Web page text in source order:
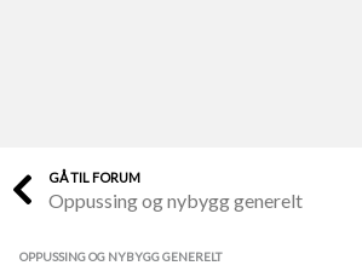
Finn håndverkere
GÅ TIL FORUM
Oppussing og nybygg generelt
OPPUSSING OG NYBYGG GENERELT